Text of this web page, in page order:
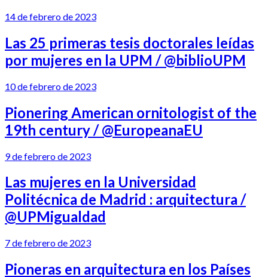
14 de febrero de 2023
Las 25 primeras tesis doctorales leídas
por mujeres en la UPM / @biblioUPM
10 de febrero de 2023
Pionering American ornitologist of the
19th century / @EuropeanaEU
9 de febrero de 2023
Las mujeres en la Universidad
Politécnica de Madrid : arquitectura /
@UPMigualdad
7 de febrero de 2023
Pioneras en arquitectura en los Países